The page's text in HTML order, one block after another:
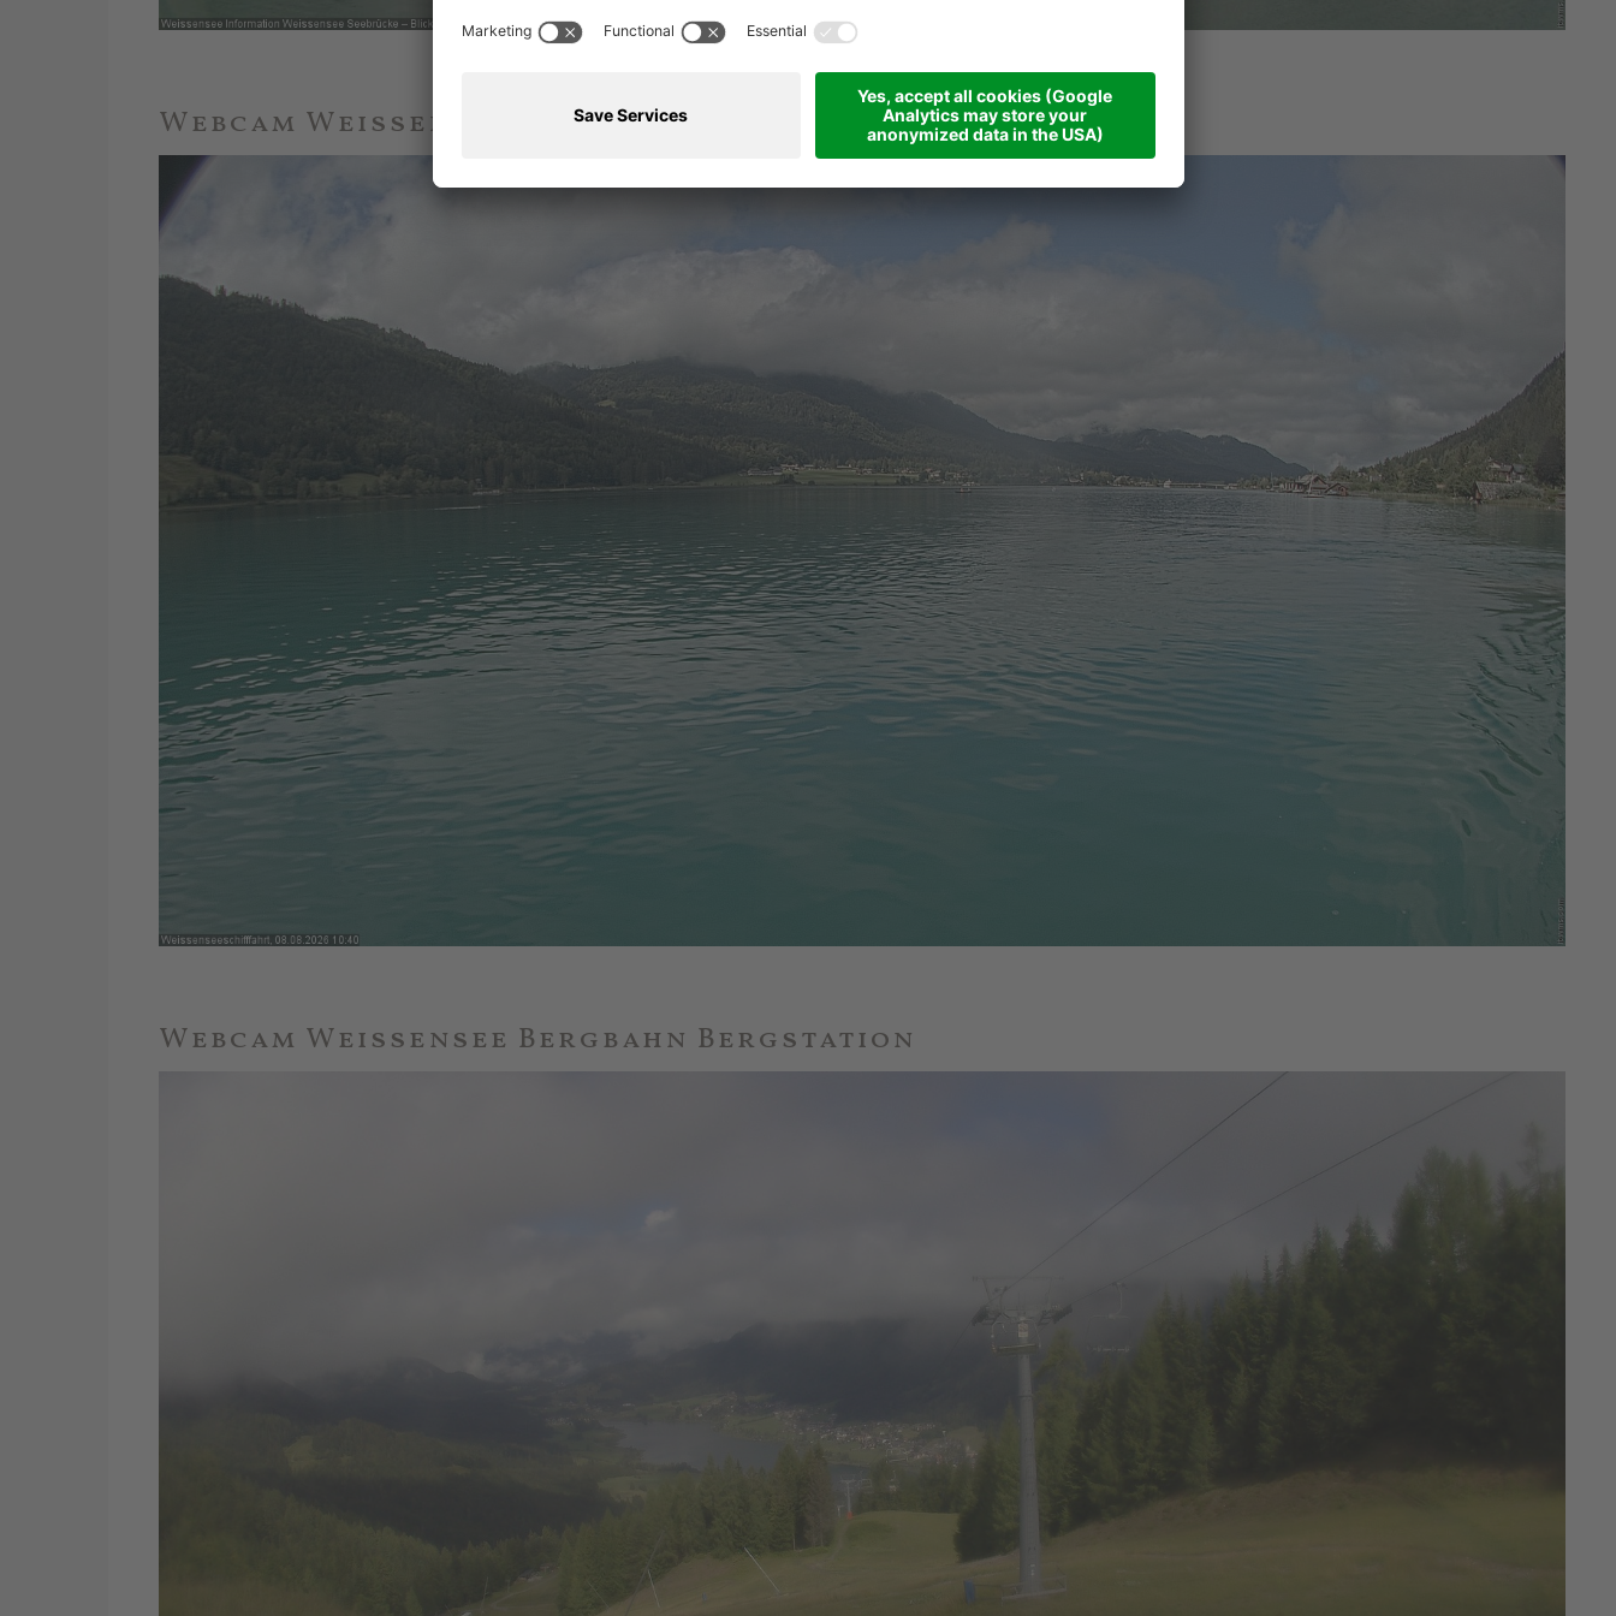
Webcam Weissensee Schifffahrt
Webcam Weissensee Bergbahn Bergstation